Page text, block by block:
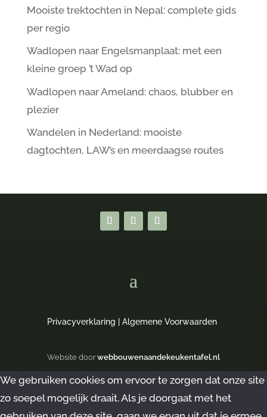
Mooiste trektochten in Nepal: complete gids
per regio
Wadlopen naar Engelsmanplaat: met een
kleine groep ’t Wad op
Wadlopen naar Ameland: chaos, blubber en
plezier
Wandelen in Nederland: mooiste
dagtochten, LAW’s en meerdaagse routes
Privacyverklaring |Algemene Voorwaarden
Website doorwebbouwenaandekeukentafel.nl
We gebruiken cookies om ervoor te zorgen dat onze site
zo soepel mogelijk draait. Als je doorgaat met het